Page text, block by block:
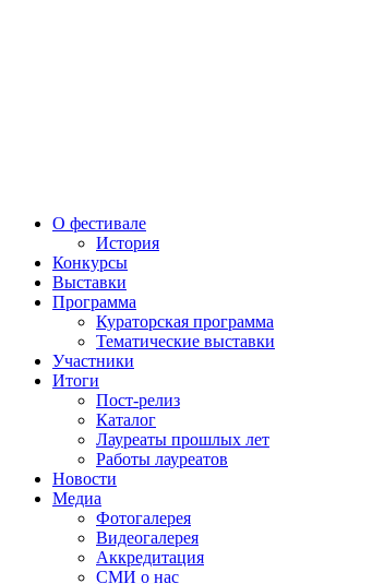
О фестивале
История
Конкурсы
Выставки
Программа
Кураторская программа
Тематические выставки
Участники
Итоги
Пост-релиз
Каталог
Лауреаты прошлых лет
Работы лауреатов
Новости
Медиа
Фотогалерея
Видеогалерея
Аккредитация
СМИ о нас